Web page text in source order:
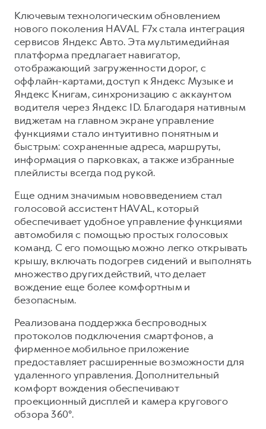
Ключевым технологическим обновлением
нового поколения HAVAL F7x стала интеграция
сервисов Яндекс Авто. Эта мультимедийная
платформа предлагает навигатор,
отображающий загруженности дорог, с
оффлайн-картами, доступ к Яндекс Музыке и
Яндекс Книгам, синхронизацию с аккаунтом
водителя через Яндекс ID. Благодаря нативным
виджетам на главном экране управление
функциями стало интуитивно понятным и
быстрым: сохраненные адреса, маршруты,
информация о парковках, а также избранные
плейлисты всегда под рукой.
Еще одним значимым нововведением стал
голосовой ассистент HAVAL, который
обеспечивает удобное управление функциями
автомобиля с помощью простых голосовых
команд. С его помощью можно легко открывать
крышу, включать подогрев сидений и выполнять
множество других действий, что делает
вождение еще более комфортным и
безопасным.
Реализована поддержка беспроводных
протоколов подключения смартфонов, а
фирменное мобильное приложение
предоставляет расширенные возможности для
удаленного управления. Дополнительный
комфорт вождения обеспечивают
проекционный дисплей и камера кругового
обзора 360°.